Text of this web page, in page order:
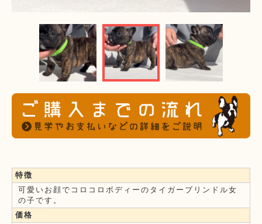
特徴
可愛いお顔でコロコロボディーのタイガーブリンドル女
の子です。
価格